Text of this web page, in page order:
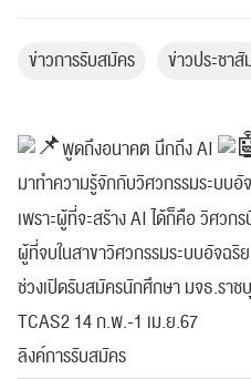
ข่าวการรับสมัคร ข่าวประชา
พูดถึงอนาคต นึกถึง AI
มาทำความรู้จักกับวิศวกรรมระบบอั
เพราะผู้ที่จะสร้าง AI ได้ก็คือ วิศว
ผู้ที่จบในสาขาวิศวกรรมระบบอัจฉริ
ช่วงเปิดรับสมัครนักศึกษา มจธ.ราช
TCAS2 14 ก.พ.-1 เม.ย.67
ลิงค์การรับสมัคร